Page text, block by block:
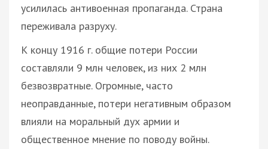
усилилась антивоенная пропаганда. Страна
переживала разруху.
К концу 1916 г. общие потери России
составляли 9 млн человек, из них 2 млн
безвозвратные. Огромные, часто
неоправданные, потери негативным образом
влияли на моральный дух армии и
общественное мнение по поводу войны.